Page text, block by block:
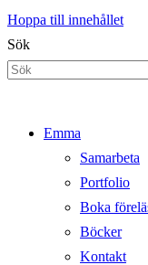
Hoppa till innehållet
Sök
Emma
Samarbeta
Portfolio
Boka
Böcker
Kontakt